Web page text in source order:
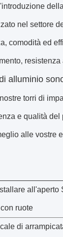
nel settore
comodità ed
alluminio
torri di
e qualità
alle vostre
ruote
di